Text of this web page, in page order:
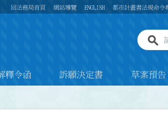
回法務局首頁 網站導覽 ENGLISH 都市計畫書法規命令
釋令函 訴願決定書 草案預告